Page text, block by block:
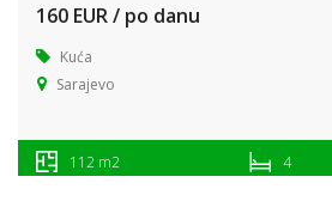
160 EUR / po danu
Kuća
Sarajevo
112 m2 4